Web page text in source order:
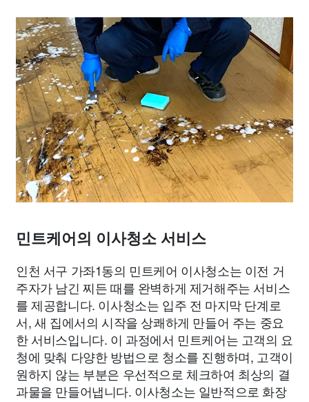
민트케어의 이사청소 서비스
인천 서구 가좌1동의 민트케어 이사청소는 이전 거
주자가 남긴 찌든 때를 완벽하게 제거해주는 서비스
를 제공합니다. 이사청소는 입주 전 마지막 단계로
서, 새 집에서의 시작을 상쾌하게 만들어 주는 중요
한 서비스입니다. 이 과정에서 민트케어는 고객의 요
청에 맞춰 다양한 방법으로 청소를 진행하며, 고객이
원하지 않는 부분은 우선적으로 체크하여 최상의 결
과물을 만들어냅니다. 이사청소는 일반적으로 화장